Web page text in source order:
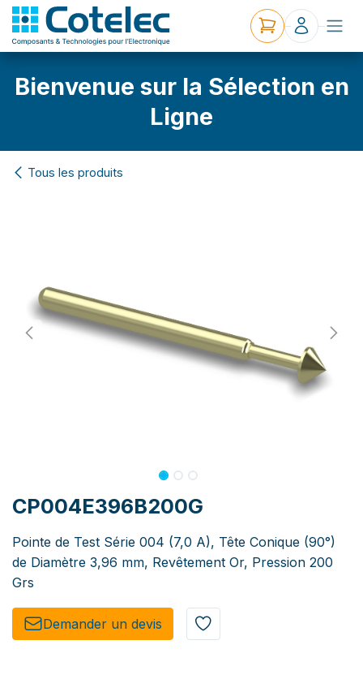
Bienvenue sur la Sélection en
Ligne
Tous les produits
CP004E396B200G
Pointe de Test Série 004 (7,0 A), Tête Conique (90°)
de Diamètre 3,96 mm, Revêtement Or, Pression 200
Grs
Demander un de​​vis​​